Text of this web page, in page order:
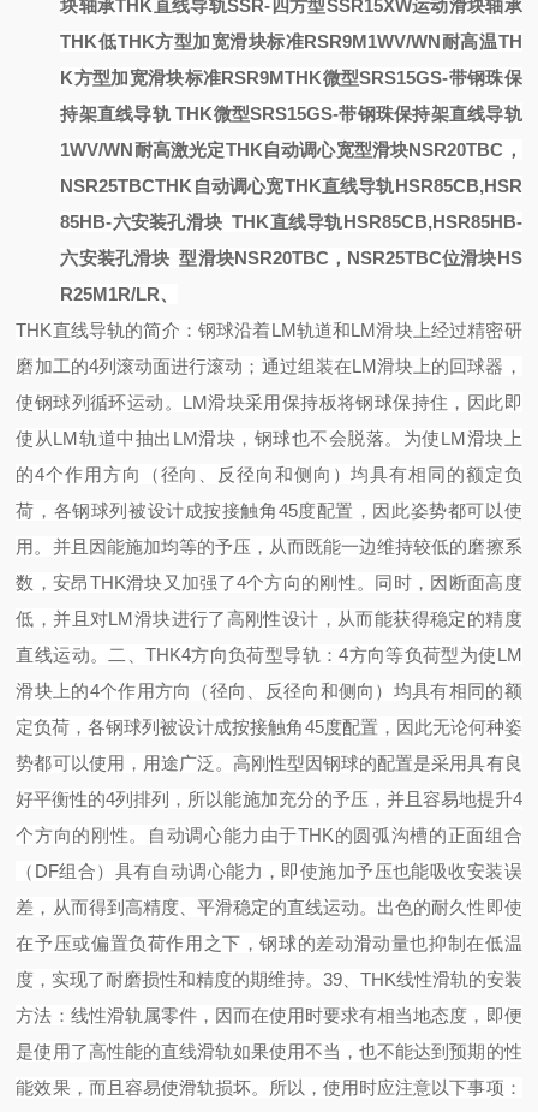
块轴承THK直线导轨SSR-四方型SSR15XW运动滑块轴承
THK低THK方型加宽滑块标准RSR9M1WV/WN耐高温TH
K方型加宽滑块标准RSR9MTHK微型SRS15GS-带钢珠保
持架直线导轨 THK微型SRS15GS-带钢珠保持架直线导轨
1WV/WN耐高激光定THK自动调心宽型滑块NSR20TBC，
NSR25TBCTHK自动调心宽THK直线导轨HSR85CB,HSR
85HB-六安装孔滑块 THK直线导轨HSR85CB,HSR85HB-
六安装孔滑块 型滑块NSR20TBC，NSR25TBC位滑块HS
R25M1R/LR、
THK直线导轨的简介： 钢球沿着LM轨道和LM滑块上经过精密研
磨加工的4列滚动面进行滚动；通过组装在LM滑块上的回球器，
使钢球列循环运动。 LM滑块采用保持板将钢球保持住，因此即
使从LM轨道中抽出LM滑块，钢球也不会脱落。 为使LM滑块上
的4个作用方向（径向、反径向和侧向）均具有相同的额定负
荷，各钢球列被设计成按接触角45度配置，因此姿势都可以使
用。并且因能施加均等的予压，从而既能一边维持较低的磨擦系
数，安昂THK滑块又加强了4个方向的刚性。同时，因断面高度
低，并且对LM滑块进行了高刚性设计，从而能获得稳定的精度
直线运动。
二、 THK4方向负荷型导轨：4方向等负荷型为使LM
滑块上的4个作用方向（径向、反径向和侧向）均具有相同的额
定负荷，各钢球列被设计成按接触角45度配置，因此无论何种姿
势都可以使用，用途广泛。 高刚性型因钢球的配置是采用具有良
好平衡性的4列排列，所以能施加充分的予压，并且容易地提升4
个方向的刚性。
自动调心能力 由于THK的圆弧沟槽的正面组合
（DF组合）具有自动调心能力，即使施加予压也能吸收安装误
差，从而得到高精度、平滑稳定的直线运动。 出色的耐久性即使
在予压或偏置负荷作用之下，钢球的差动滑动量也抑制在低温
度，实现了耐磨损性和精度的期维持。 39、 THK线性滑轨的安装
方法： 线性滑轨属零件，因而在使用时要求有相当地态度，即便
是使用了高性能的直线滑轨如果使用不当，也不能达到预期的性
能效果，而且容易使滑轨损坏。所以，使用时应注意以下事项：